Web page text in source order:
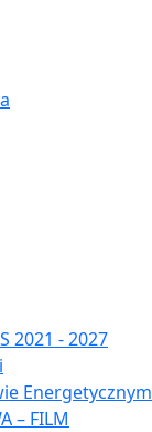
2021 - 2027
Energetycznym
– FILM